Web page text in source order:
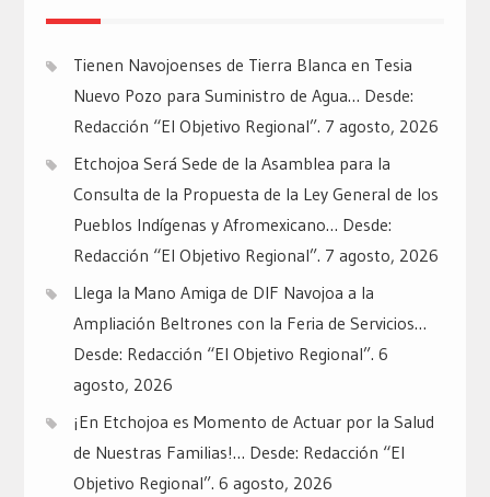
Tienen Navojoenses de Tierra Blanca en Tesia
Nuevo Pozo para Suministro de Agua… Desde:
Redacción “El Objetivo Regional”. 7 agosto, 2026
Etchojoa Será Sede de la Asamblea para la
Consulta de la Propuesta de la Ley General de los
Pueblos Indígenas y Afromexicano… Desde:
Redacción “El Objetivo Regional”. 7 agosto, 2026
Llega la Mano Amiga de DIF Navojoa a la
Ampliación Beltrones con la Feria de Servicios…
Desde: Redacción “El Objetivo Regional”. 6
agosto, 2026
¡En Etchojoa es Momento de Actuar por la Salud
de Nuestras Familias!… Desde: Redacción “El
Objetivo Regional”. 6 agosto, 2026